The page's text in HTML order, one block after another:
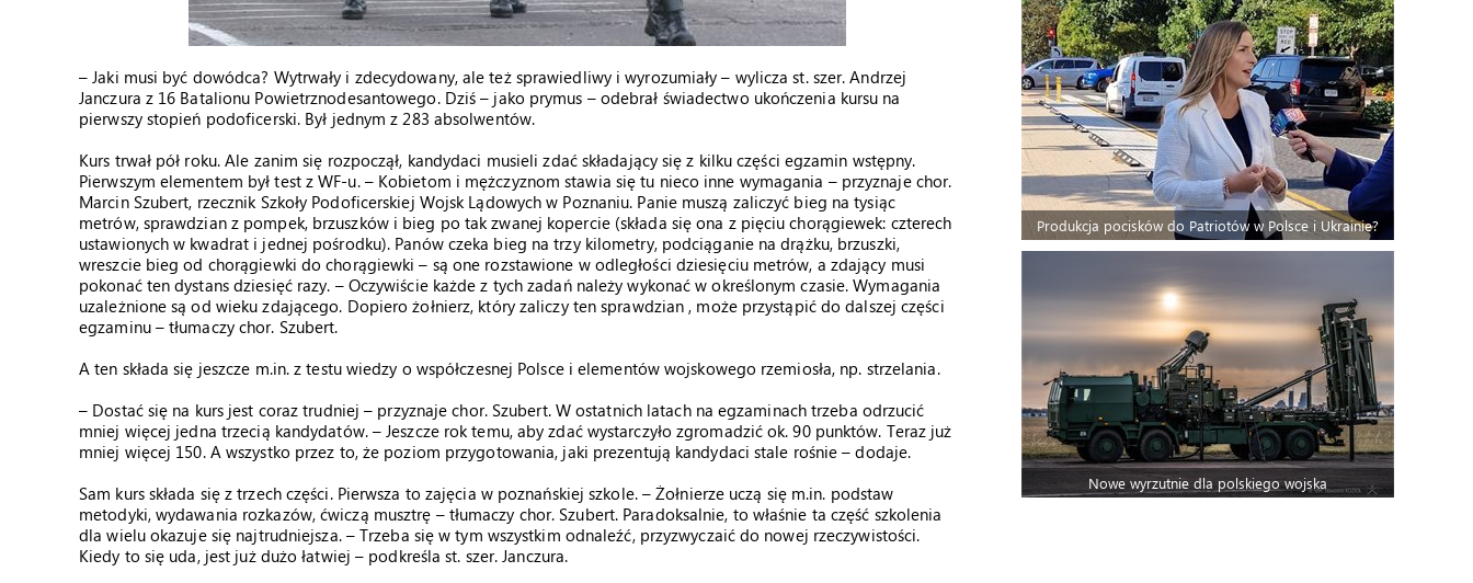
– Jaki musi być dowódca? Wytrwały i zdecydowany, ale też sprawiedliwy i wyrozumiały – wylicza st. szer. Andrzej
Janczura z 16 Batalionu Powietrznodesantowego. Dziś – jako prymus – odebrał świadectwo ukończenia kursu na
pierwszy stopień podoficerski. Był jednym z 283 absolwentów.
Kurs trwał pół roku. Ale zanim się rozpoczął, kandydaci musieli zdać składający się z kilku części egzamin wstępny.
Pierwszym elementem był test z WF-u. – Kobietom i mężczyznom stawia się tu nieco inne wymagania – przyznaje chor.
Marcin Szubert, rzecznik Szkoły Podoficerskiej Wojsk Lądowych w Poznaniu. Panie muszą zaliczyć bieg na tysiąc
metrów, sprawdzian z pompek, brzuszków i bieg po tak zwanej kopercie (składa się ona z pięciu chorągiewek: czterech
ustawionych w kwadrat i jednej pośrodku). Panów czeka bieg na trzy kilometry, podciąganie na drążku, brzuszki,
wreszcie bieg od chorągiewki do chorągiewki – są one rozstawione w odległości dziesięciu metrów, a zdający musi
pokonać ten dystans dziesięć razy. – Oczywiście każde z tych zadań należy wykonać w określonym czasie. Wymagania
uzależnione są od wieku zdającego. Dopiero żołnierz, który zaliczy ten sprawdzian , może przystąpić do dalszej części
egzaminu – tłumaczy chor. Szubert.
A ten składa się jeszcze m.in. z testu wiedzy o współczesnej Polsce i elementów wojskowego rzemiosła, np. strzelania.
– Dostać się na kurs jest coraz trudniej – przyznaje chor. Szubert. W ostatnich latach na egzaminach trzeba odrzucić
mniej więcej jedna trzecią kandydatów. – Jeszcze rok temu, aby zdać wystarczyło zgromadzić ok. 90 punktów. Teraz już
mniej więcej 150. A wszystko przez to, że poziom przygotowania, jaki prezentują kandydaci stale rośnie – dodaje.
Sam kurs składa się z trzech części. Pierwsza to zajęcia w poznańskiej szkole. – Żołnierze uczą się m.in. podstaw
metodyki, wydawania rozkazów, ćwiczą musztrę – tłumaczy chor. Szubert. Paradoksalnie, to właśnie ta część szkolenia
dla wielu okazuje się najtrudniejsza. – Trzeba się w tym wszystkim odnaleźć, przyzwyczaić do nowej rzeczywistości.
Kiedy to się uda, jest już dużo łatwiej – podkreśla st. szer. Janczura.
Produkcja pocisków do Patriotów w Polsce i Ukrainie?
Nowe wyrzutnie dla polskiego wojska